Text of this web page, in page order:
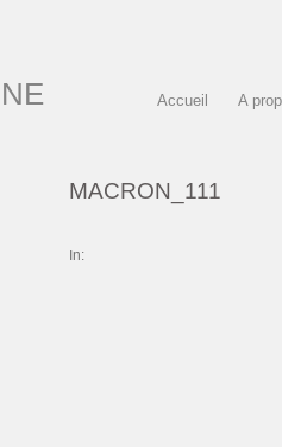
Accueil A
MACRON_111
In: